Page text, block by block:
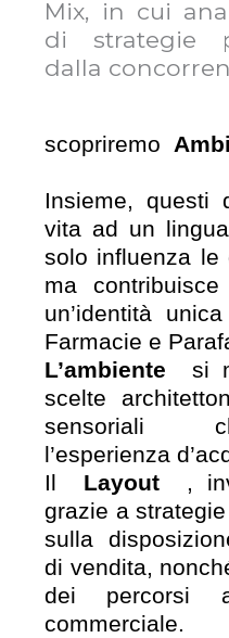
Mix, in cui
di strategie
dalla
scopriremo
Insieme, questi
vita ad un
solo influenza le
ma
un’identità
Farmacie e
L’ambiente si
scelte
sensoriali
l’esperienza
Il Layout ,
grazie a
sulla
di vendita,
dei percorsi
commerciale.